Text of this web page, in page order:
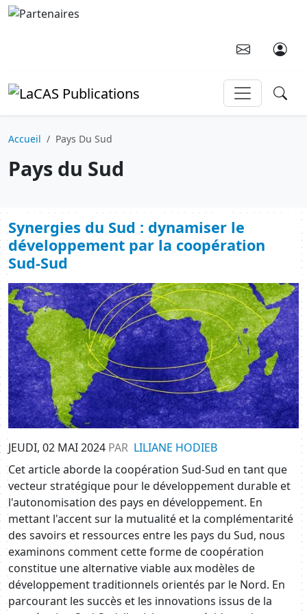
Aller au contenu principal
Accueil Pays Du Sud
Pays du Sud
Synergies du Sud : dynamiser le
développement par la coopération
Sud-Sud
Image
JEUDI, 02 MAI 2024 PAR LILIANE HODIEB
Cet article aborde la coopération Sud-Sud en tant que
vecteur stratégique pour le développement durable et
l'autonomisation des pays en développement. En
mettant l'accent sur la mutualité et la complémentarité
des savoirs et ressources entre les pays du Sud, nous
examinons comment cette forme de coopération
constitue une alternative viable aux modèles de
développement traditionnels orientés par le Nord. En
parcourant les succès et les innovations issus de la